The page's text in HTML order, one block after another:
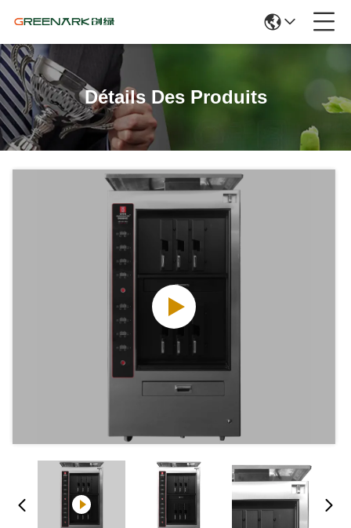
Détails Des Produits